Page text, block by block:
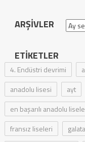
ARŞIVLER
ETIKETLER
4. Endüstri devrimi
anadolu lisesi
ayt
en başarılı anadolu
fransız liseleri